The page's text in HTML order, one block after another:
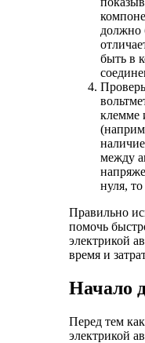
должно
быть в
клемме
между
нуля,
Правильно
помочь
электрикой
время и
Начало
Перед тем
электрикой